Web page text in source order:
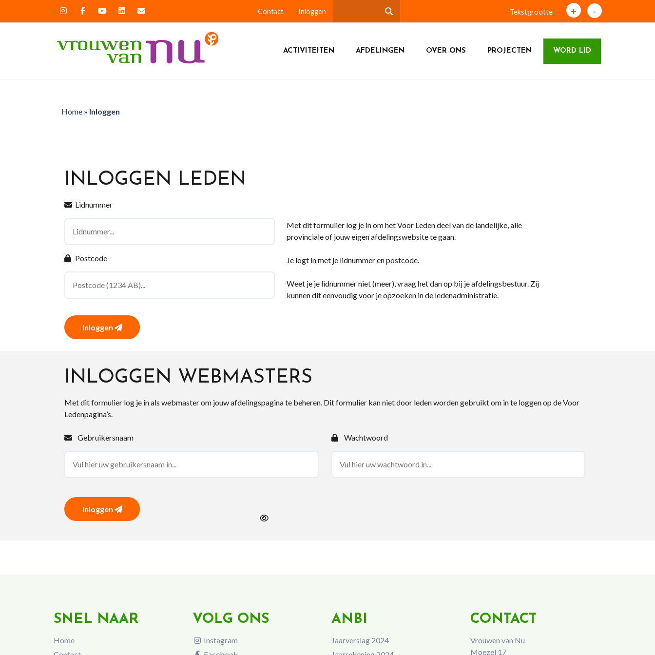
Contact Inloggen Tekstgrootte + -
ACTIVITEITEN AFDELINGEN OVER ONS PROJECTEN WORD LID
Home» Inloggen
INLOGGEN LEDEN
Lidnummer
Postcode
Inloggen
Met dit formulier log je in om het Voor Leden deel van de landelijke, alle
provinciale of jouw eigen afdelingswebsite te gaan.
Je logt in met je lidnummer en postcode.
Weet je je lidnummer niet (meer), vraag het dan op bij je afdelingsbestuur. Zij
kunnen dit eenvoudig voor je opzoeken in de ledenadministratie.
INLOGGEN WEBMASTERS
Met dit formulier log je in als webmaster om jouw afdelingspagina te beheren. Dit formulier kan niet door leden worden gebruikt om in te loggen op de Voor
Ledenpagina’s.
Gebruikersnaam Wachtwoord
Inloggen
SNEL NAAR
Home
VOLG ONS
Instagram
ANBI
Jaarverslag 2024
CONTACT
Vrouwen van Nu
Moezel 17